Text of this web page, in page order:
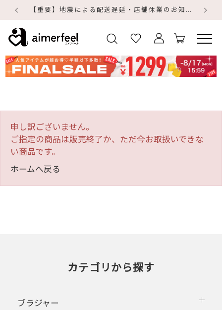
【重要】地震による配送遅延・店舗休業のお知らせ
申し訳ございません。
ご指定の商品は販売終了か、ただ今お取扱いできな
い商品です。
ホームへ戻る
カテゴリから探す
ブラジャー